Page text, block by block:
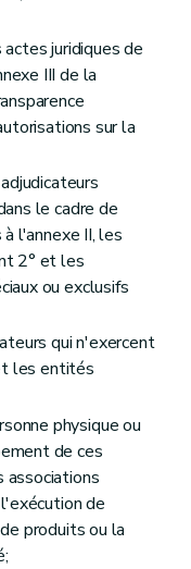
juridiques de
III de la
sur la
le cadre de
l'annexe II, les
2° et les
ou exclusifs
qui n'exercent
les entités
physique ou
de ces
associations
de
produits ou la